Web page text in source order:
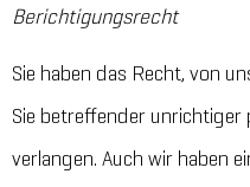
Berichtigungsrecht
Sie haben das Recht, von
Sie betreffender unrichtiger
verlangen. Auch wir haben